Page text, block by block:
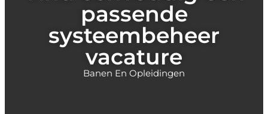
passende
systeembeheer
vacature
Banen En Opleidingen